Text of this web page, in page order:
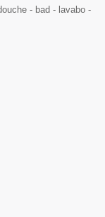
- bad - lavabo -